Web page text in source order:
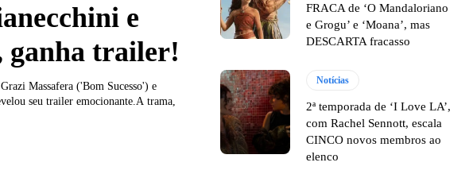
e
ganha trailer!
Massafera ('Bom Sucesso') e
seu trailer emocionante.A trama,
FRACA de ‘O Mandaloriano
e Grogu’ e ‘Moana’, mas
DESCARTA fracasso
Notícias
2ª temporada de ‘I Love LA’,
com Rachel Sennott, escala
CINCO novos membros ao
elenco